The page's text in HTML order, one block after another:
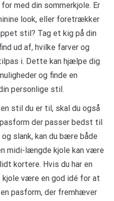
med din sommerkjole. Er
look, eller foretrækker
stil? Tag et kig på din
ud af, hvilke farver og
i. Dette kan hjælpe dig
og finde en
personlige stil.
stil du er til, skal du også
der passer bedst til
slank, kan du bære både
midi-længde kjole kan være
kortere. Hvis du har en
kjole være en god idé for at
pasform, der fremhæver